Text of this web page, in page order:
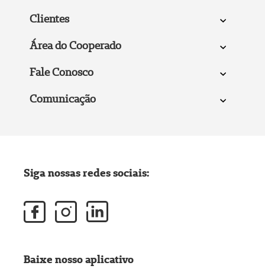
Clientes
Área do Cooperado
Fale Conosco
Comunicação
Siga nossas redes sociais:
Baixe nosso aplicativo